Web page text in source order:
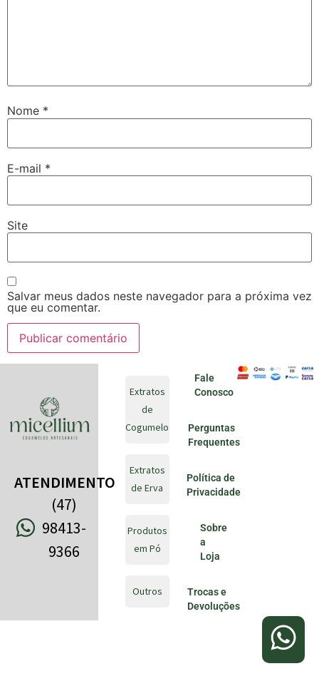
Nome *
E-mail *
Site
Salvar meus dados neste navegador para a próxima vez
que eu comentar.
ATENDIMENTO
(47)
98413-
9366
Extratos
de
Cogumelo
Extratos
de Erva
Produtos
em Pó
Outros
Fale
Conosco
Perguntas
Frequentes
Política de
Privacidade
Sobre
a
Loja
Trocas e
Devoluções